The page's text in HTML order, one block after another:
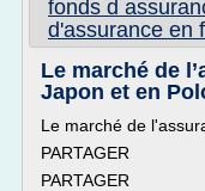
fonds d
d'assurance en
Le marché de
Japon et en
Le marché de
PARTAGER
PARTAGER